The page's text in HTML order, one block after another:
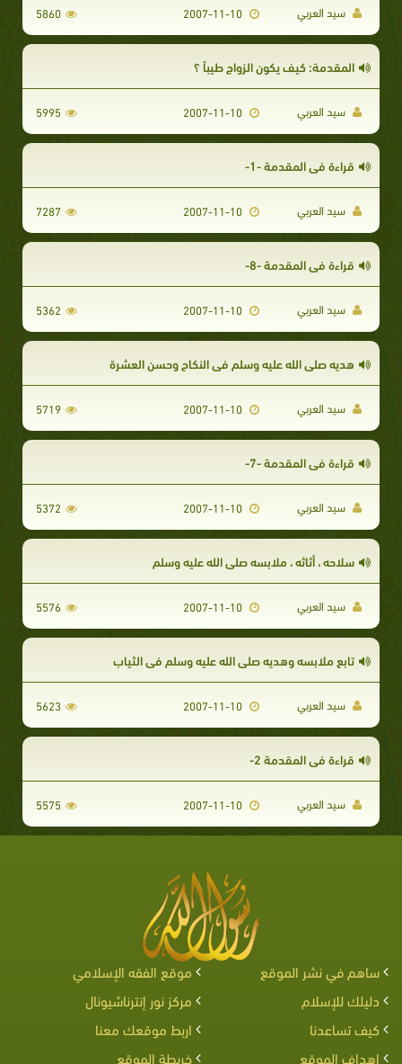
سيد العربي 2007-11-10
5860
المقدمة: كيف يكون الزواج طيباً ؟
سيد العربي 2007-11-10
5995
قراءة في المقدمة -1-
سيد العربي 2007-11-10
7287
قراءة في المقدمة -8-
سيد العربي 2007-11-10
5362
هديه صلى الله عليه وسلم في النكاح وحسن العشرة
سيد العربي 2007-11-10
5719
قراءة في المقدمة -7-
سيد العربي 2007-11-10
5372
سلاحه ، أثاثه ، ملابسه صلى الله عليه وسلم
سيد العربي 2007-11-10
5576
تابع ملابسه وهديه صلى الله عليه وسلم في الثياب
سيد العربي 2007-11-10
5623
قراءة في المقدمة 2-
سيد العربي 2007-11-10
5575
ساهم في نشر الموقع
موقع الفقه الإسلامي
دليلك للإسلام
مركز نور إنترناشيونال
كيف تساعدنا
اربط موقعك معنا
اهداف الموقع
خريطة الموقع